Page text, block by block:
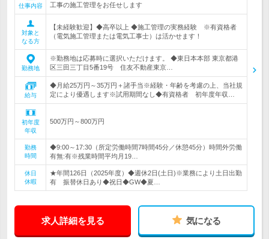
仕事内容
工事の施工管理をお任せします
対象と
なる方
【未経験歓迎】◆高卒以上 ◆施工管理の実務経験 ※有資格者
（電気施工管理または電気工事士）は活かせます！
勤務地
※勤務地は応募時に選択いただけます。 ◆東日本本部 東京都港
区三田三丁目5番19号 住友不動産東京…
給与
◆月給25万円～35万円＋諸手当※経験・年齢を考慮の上、当社規
定により優遇します※試用期間なし◆有資格者 初年度年収…
初年度
年収
500万円～800万円
勤務
時間
◆9:00～17:30（所定労働時間7時間45分／休憩45分）時間外労働
有無:有※残業時間平均月19…
休日
休暇
★年間126日（2025年度）◆週休2日(土日)※業務により土日出勤
有 振替休日あり◆祝日◆GW◆夏…
求人詳細を見る 気になる